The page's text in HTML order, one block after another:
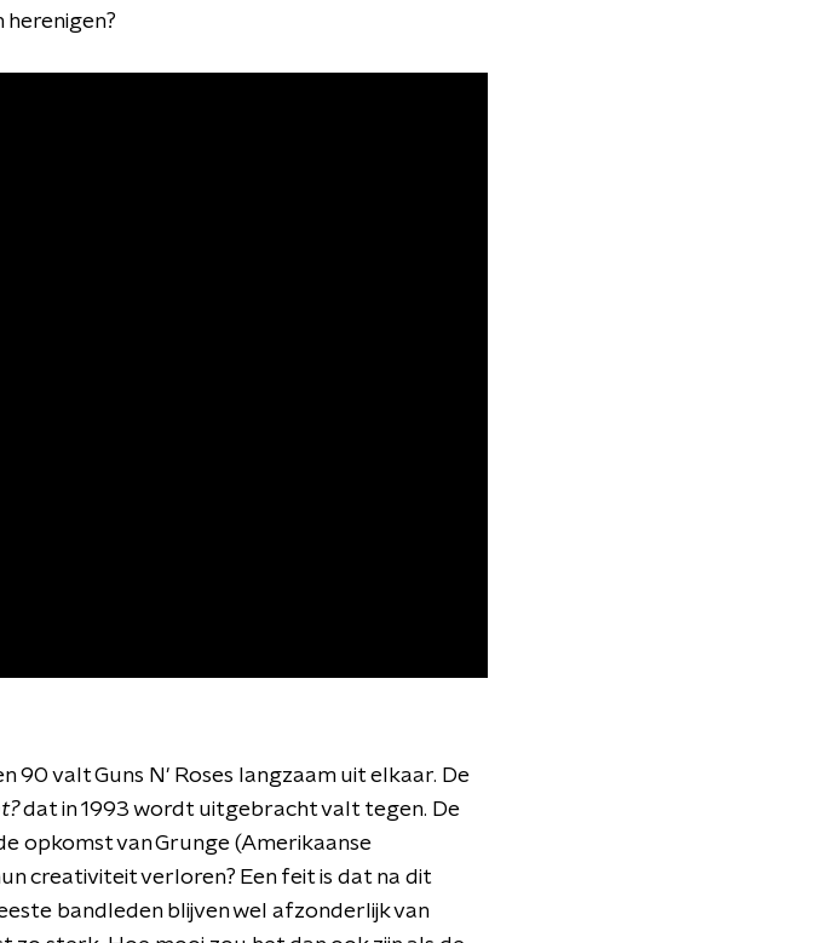
herenigen?
90 valt Guns N' Roses langzaam uit elkaar. De
dat in 1993 wordt uitgebracht valt tegen. De
opkomst van Grunge (Amerikaanse
creativiteit verloren? Een feit is dat na dit
bandleden blijven wel afzonderlijk van